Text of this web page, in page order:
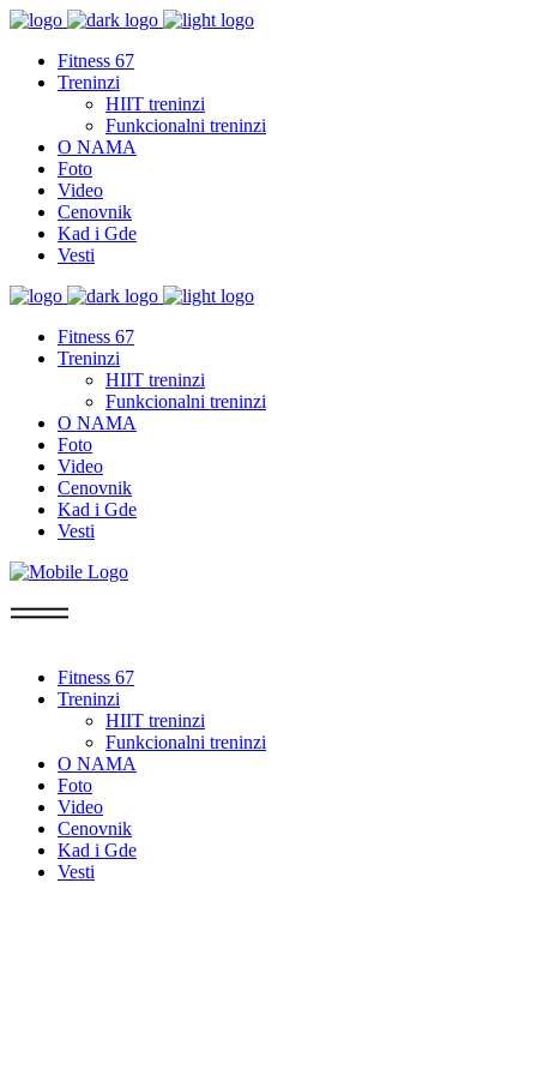
Fitness 67
Treninzi
HIIT treninzi​
Funkcionalni treninzi
O NAMA
Foto
Video
Cenovnik
Kad i Gde
Vesti
Fitness 67
Treninzi
HIIT treninzi​
Funkcionalni treninzi
O NAMA
Foto
Video
Cenovnik
Kad i Gde
Vesti
Fitness 67
Treninzi
HIIT treninzi​
Funkcionalni treninzi
O NAMA
Foto
Video
Cenovnik
Kad i Gde
Vesti